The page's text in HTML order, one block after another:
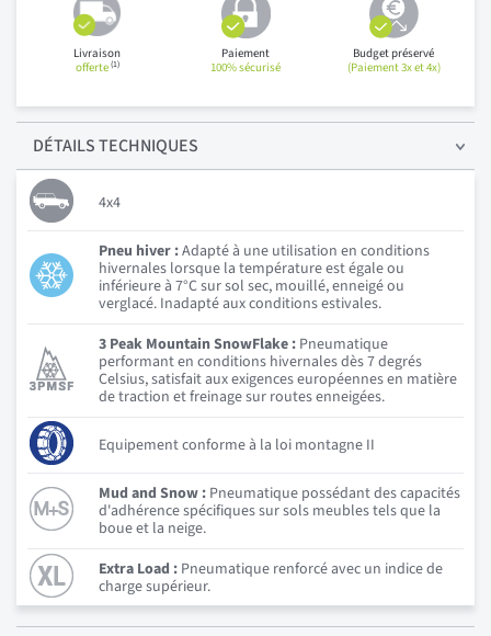
Livraison
offerte(1)
Paiement
100% sécurisé
Budget préservé
(Paiement 3x et 4x)
DÉTAILSTECHNIQUES
4x4
Pneu hiver :Adapté à une utilisation en conditions
hivernales lorsque la température est égale ou
inférieure à 7°C sur sol sec, mouillé, enneigé ou
verglacé. Inadapté aux conditions estivales.
3 Peak Mountain SnowFlake : Pneumatique
performant en conditions hivernales dès 7 degrés
Celsius, satisfait aux exigences européennes en matière
de traction et freinage sur routes enneigées.
Equipement conforme à la loi montagne II
Mud and Snow : Pneumatique possédant des capacités
d'adhérence spécifiques sur sols meubles tels que la
boue et la neige.
Extra Load : Pneumatique renforcé avec un indice de
charge supérieur.